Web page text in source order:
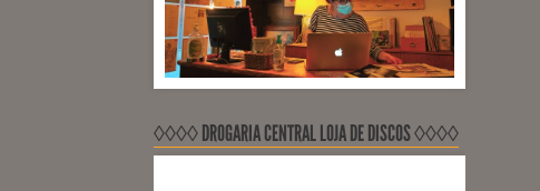
◊◊◊◊ DROGARIA CENTRAL LOJA DE DISCOS ◊◊◊◊